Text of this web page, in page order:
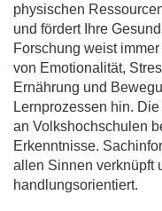
physischen
und fördert Ihre
Forschung weist
von Emotionalität,
Ernährung und
Lernprozessen hin.
an Volkshochschulen
Erkenntnisse.
allen Sinnen verknüpft
handlungsorientiert.